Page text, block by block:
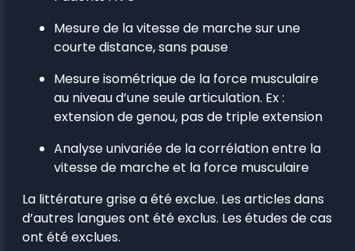
Mesure de la vitesse de marche sur une
courte distance, sans pause
Mesure isométrique de la force musculaire
au niveau d’une seule articulation. Ex :
extension de genou, pas de triple extension
Analyse univariée de la corrélation entre la
vitesse de marche et la force musculaire
La littérature grise a été exclue. Les articles dans
d’autres langues ont été exclus. Les études de cas
ont été exclues.